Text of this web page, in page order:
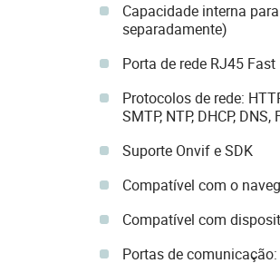
Capacidade interna
separadamente)
Porta de rede RJ45
Protocolos de rede:
SMTP, NTP, DHCP,
Suporte Onvif e SDK
Compatível com o
Compatível com
Portas de